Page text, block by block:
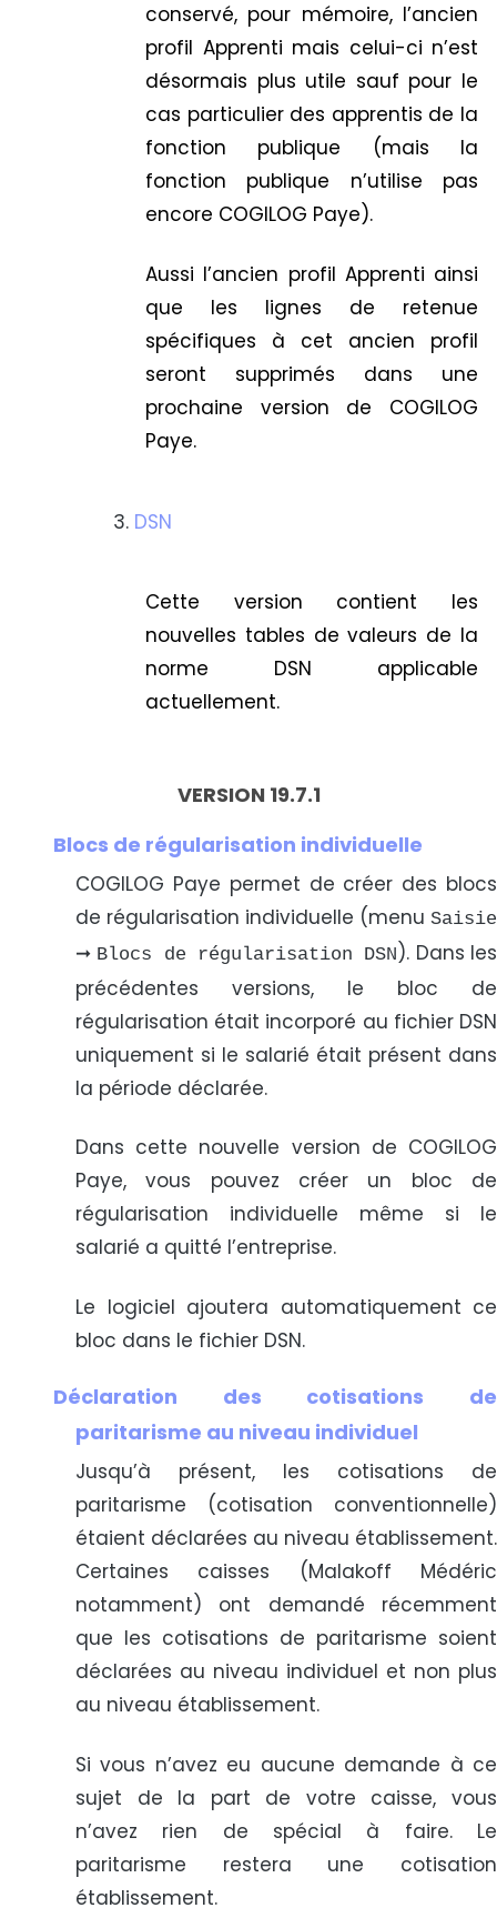
conservé, pour mémoire, l’ancien
profil Apprenti mais celui-ci n’est
désormais plus utile sauf pour le
cas particulier des apprentis de la
fonction publique (mais la
fonction publique n’utilise pas
encore COGILOG Paye).
Aussi l’ancien profil Apprenti ainsi
que les lignes de retenue
spécifiques à cet ancien profil
seront supprimés dans une
prochaine version de COGILOG
Paye.
DSN
Cette version contient les
nouvelles tables de valeurs de la
norme DSN applicable
actuellement.
VERSION 19.7.1
Blocs de régularisation individuelle
COGILOG Paye permet de créer des blocs
de régularisation individuelle (menu Saisie
➞ Blocs de régularisation DSN). Dans les
précédentes versions, le bloc de
régularisation était incorporé au fichier DSN
uniquement si le salarié était présent dans
la période déclarée.
Dans cette nouvelle version de COGILOG
Paye, vous pouvez créer un bloc de
régularisation individuelle même si le
salarié a quitté l’entreprise.
Le logiciel ajoutera automatiquement ce
bloc dans le fichier DSN.
Déclaration des cotisations de
paritarisme au niveau individuel
Jusqu’à présent, les cotisations de
paritarisme (cotisation conventionnelle)
étaient déclarées au niveau établissement.
Certaines caisses (Malakoff Médéric
notamment) ont demandé récemment
que les cotisations de paritarisme soient
déclarées au niveau individuel et non plus
au niveau établissement.
Si vous n’avez eu aucune demande à ce
sujet de la part de votre caisse, vous
n’avez rien de spécial à faire. Le
paritarisme restera une cotisation
établissement.